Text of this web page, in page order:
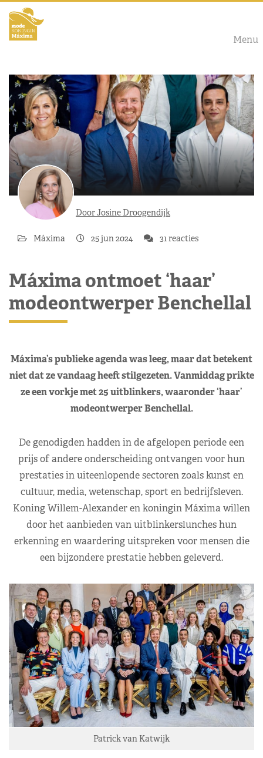
Menu
Door Josine Droogendijk
Máxima 25 jun 2024 31 reacties
Máxima ontmoet ‘haar’
modeontwerper Benchellal
Máxima’s publieke agenda was leeg, maar dat betekent
niet dat ze vandaag heeft stilgezeten. Vanmiddag prikte
ze een vorkje met 25 uitblinkers, waaronder ‘haar’
modeontwerper Benchellal.
De genodigden hadden in de afgelopen periode een
prijs of andere onderscheiding ontvangen voor hun
prestaties in uiteenlopende sectoren zoals kunst en
cultuur, media, wetenschap, sport en bedrijfsleven.
Koning Willem-Alexander en koningin Máxima willen
door het aanbieden van uitblinkerslunches hun
erkenning en waardering uitspreken voor mensen die
een bijzondere prestatie hebben geleverd.
Patrick van Katwijk